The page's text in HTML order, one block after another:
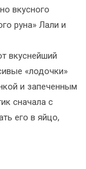
вкусного
руна» Лали и
вкуснейший
«лодочки»
и запеченным
сначала с
его в яйцо,